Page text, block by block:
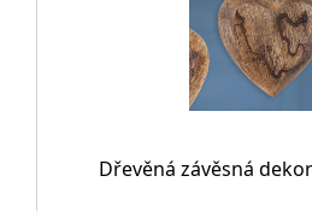
Dřevěná závěsná